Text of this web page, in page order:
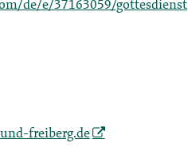
de/e/37163059/gottesdienst
freiberg.de